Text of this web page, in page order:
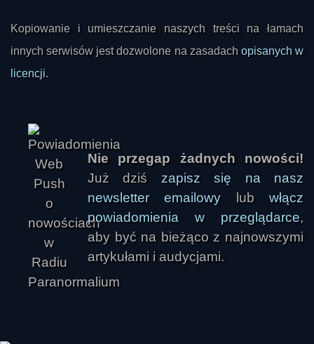
Kopiowanie i umieszczanie naszych treści na łamach
innych serwisów jest dozwolone na zasadach opisanych w
licencji.
Nie przegap żadnych nowości!
Już dziś zapisz się na nasz
newsletter emailowy lubwłącz
powiadomienia w przeglądarce,
aby być na bieżąco z najnowszymi
artykułami i audycjami.